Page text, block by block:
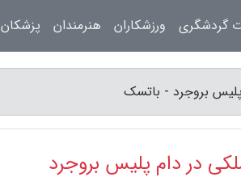
گردشگری ورزشکاران هنرمندان پزشکان